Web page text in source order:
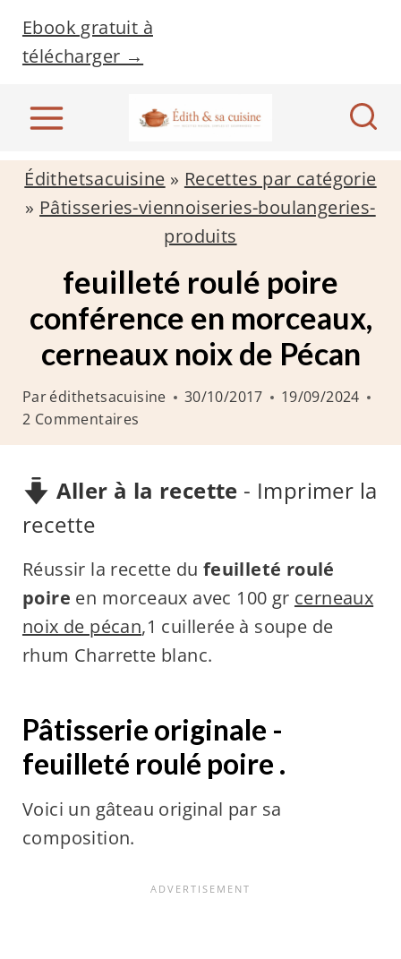
a
Ebook gratuit à
télécharger →
Édithetsacuisine » Recettes par catégorie
» Pâtisseries-viennoiseries-boulangeries-
produits
feuilleté roulé poire
conférence en morceaux,
cerneaux noix de Pécan
Parédithetsacuisine 30/10/2017
19/09/2024
2 Commentaires
Aller à la recette - Imprimer la
recette
Réussir la recette du feuilleté roulé
poire en morceaux avec 100 gr cerneaux
noix de pécan,1 cuillerée à soupe de
rhum Charrette blanc.
Pâtisserie originale -
feuilleté roulé poire .
Voici un gâteau original par sa
composition.